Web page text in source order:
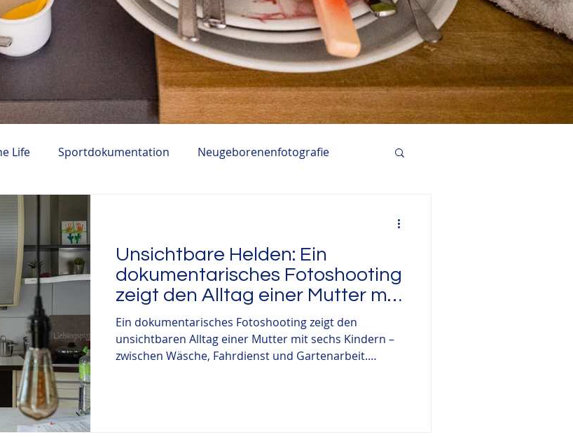
Life Sportdokumentation Neugeborenenfotografie
Auszeichnung Weihnachten Outdoorshooting
Unsichtbare Helden: Ein
dokumentarisches Fotoshooting
zeigt den Alltag einer Mutter mit
sechs Kindern
Ein dokumentarisches Fotoshooting zeigt den
unsichtbaren Alltag einer Mutter mit sechs Kindern –
zwischen Wäsche, Fahrdienst und Gartenarbeit.